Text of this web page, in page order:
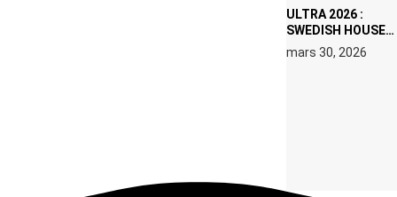
ULTRA 2026 :
SWEDISH HOUSE
MAFIA RETROUVE
ERIC PRYDZ DANS
mars 30, 2026